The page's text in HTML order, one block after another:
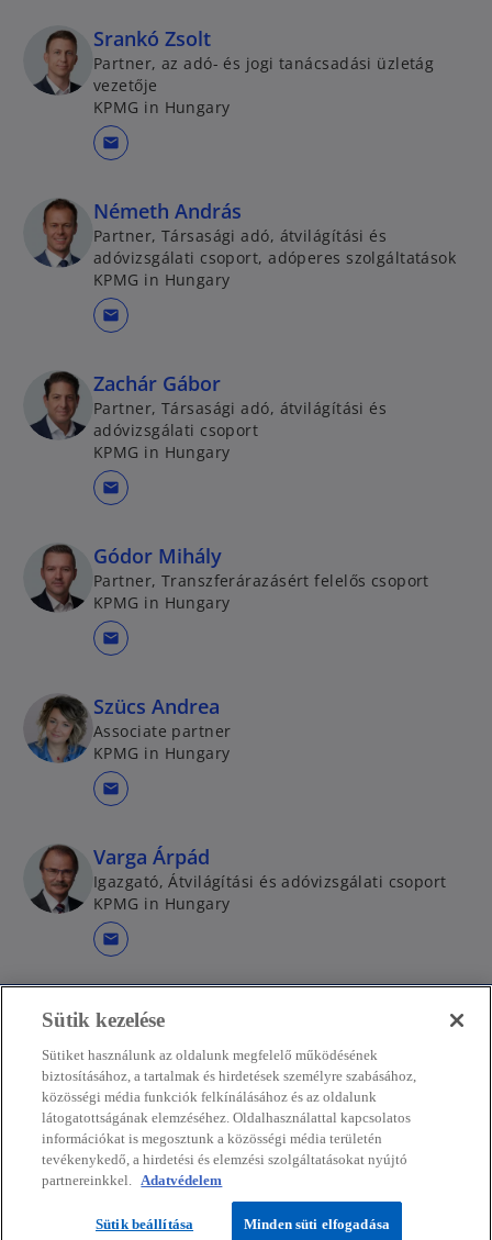
Srankó Zsolt
Partner, az adó- és jogi tanácsadási üzletág
vezetője
KPMG in Hungary
mail
Németh András
Partner, Társasági adó, átvilágítási és
adóvizsgálati csoport, adóperes szolgáltatások
KPMG in Hungary
mail
Zachár Gábor
Partner, Társasági adó, átvilágítási és
adóvizsgálati csoport
KPMG in Hungary
mail
Gódor Mihály
Partner, Transzferárazásért felelős csoport
KPMG in Hungary
mail
Szücs Andrea
Associate partner
KPMG in Hungary
mail
Varga Árpád
Igazgató, Átvilágítási és adóvizsgálati csoport
KPMG in Hungary
mail
Kapcsolat
Média
Sütik kezelése
Sütiket használunk az oldalunk megfelelő működésének
biztosításához, a tartalmak és hirdetések személyre szabásához,
közösségi média funkciók felkínálásához és az oldalunk
látogatottságának elemzéséhez. Oldalhasználattal kapcsolatos
információkat is megosztunk a közösségi média területén
tevékenykedő, a hirdetési és elemzési szolgáltatásokat nyújtó
partnereinkkel. Adatvédelem
Sütik beállítása Minden süti elfogadása